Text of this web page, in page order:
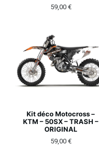
59,00 €
Kit déco Motocross –
KTM – 50SX – TRASH –
ORIGINAL
59,00 €